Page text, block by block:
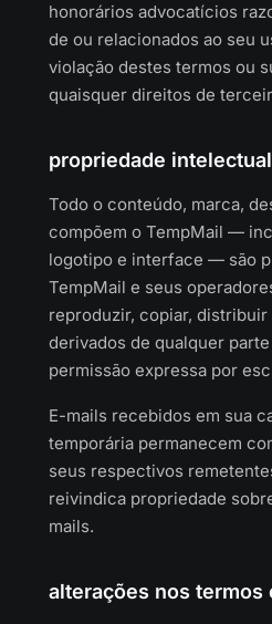
honorários advocatícios
de ou relacionados ao seu
violação destes termos ou
quaisquer direitos de
propriedade intelectual
Todo o conteúdo, marca,
compõem o TempMail —
logotipo e interface — são
TempMail e seus
reproduzir, copiar,
derivados de qualquer
permissão expressa por
E-mails recebidos em sua
temporária permanecem
seus respectivos
reivindica propriedade
mails.
alterações nos termos